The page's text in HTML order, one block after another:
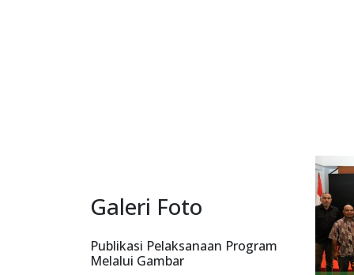
Galeri Foto
Publikasi Pelaksanaan Program
Melalui Gambar